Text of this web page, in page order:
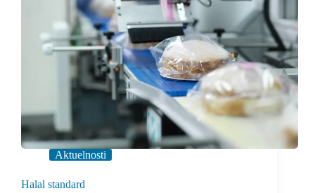
Aktuelnosti
Halal standard